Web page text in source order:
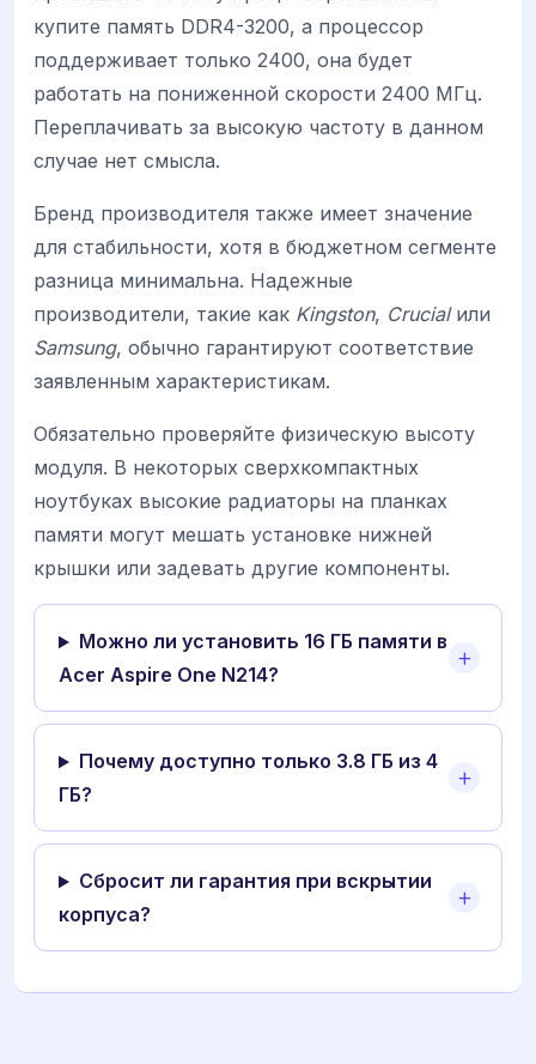
купите память DDR4-3200, а процессор
поддерживает только 2400, она будет
работать на пониженной скорости 2400 МГц.
Переплачивать за высокую частоту в данном
случае нет смысла.
Бренд производителя также имеет значение
для стабильности, хотя в бюджетном сегменте
разница минимальна. Надежные
производители, такие как Kingston, Crucialили
Samsung, обычно гарантируют соответствие
заявленным характеристикам.
Обязательно проверяйте физическую высоту
модуля. В некоторых сверхкомпактных
ноутбуках высокие радиаторы на планках
памяти могут мешать установке нижней
крышки или задевать другие компоненты.
Можно ли установить 16 ГБ памяти в
Acer Aspire One N214?
Почему доступно только 3.8 ГБ из 4
ГБ?
Сбросит ли гарантия при вскрытии
корпуса?